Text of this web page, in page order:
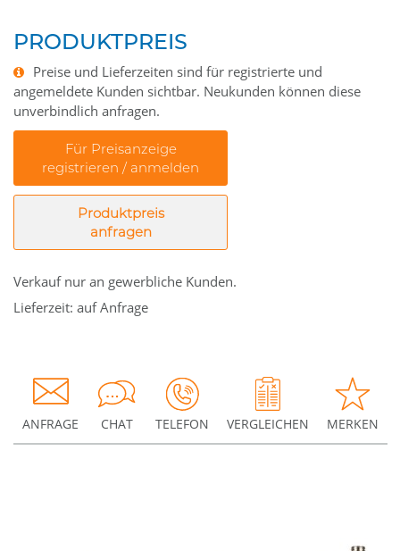
PRODUKTPREIS
Preise und Lieferzeiten sind für registrierte und
angemeldete Kunden sichtbar. Neukunden können diese
unverbindlich anfragen.
Für Preisanzeige
registrieren / anmelden
Produktpreis
anfragen
Verkauf nur an gewerbliche Kunden.
Lieferzeit: auf Anfrage
ANFRAGE CHAT TELEFON VERGLEICHEN MERKEN